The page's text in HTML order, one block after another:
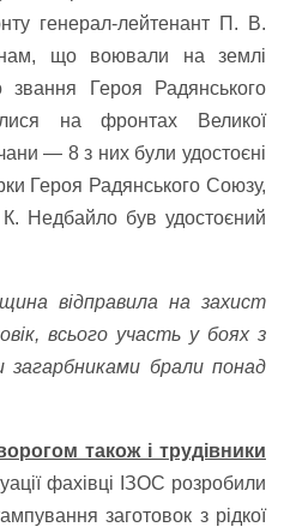
генерал-лейтенант П. В.
що воювали на землі
Героя Радянського
на фронтах Великої
— 8 з них були удостоєні
Героя Радянського Союзу,
Недбайло був удостоєний
відправила на захист
всього участь у боях з
загарбниками брали понад
також і трудівники
фахівці ІЗОС розробили
заготовок з рідкої